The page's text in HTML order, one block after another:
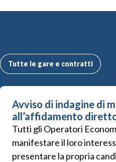
Tutte le gare e contratti
Avviso di indagine di
all’affidamento
Tutti gli Operatori
manifestare il loro
presentare la propria